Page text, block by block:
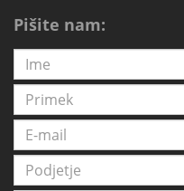
Pišite nam: